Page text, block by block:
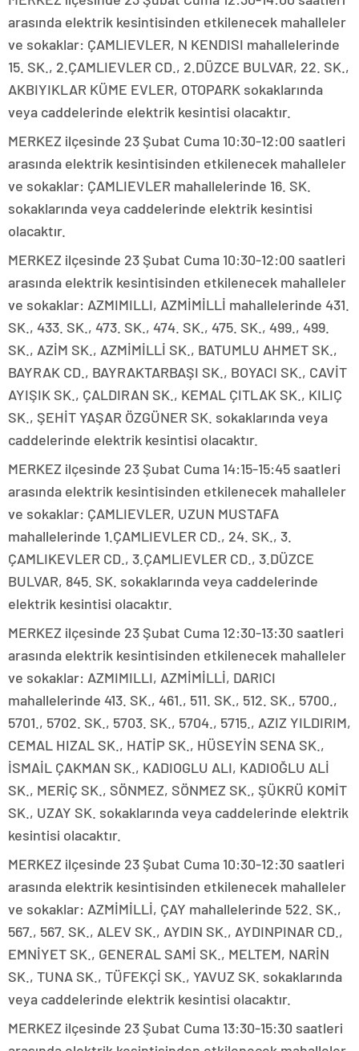
arasında elektrik kesintisinden etkilenecek mahalleler
ve sokaklar: ÇAMLIEVLER, N KENDISI mahallelerinde
15. SK., 2.ÇAMLIEVLER CD., 2.DÜZCE BULVAR, 22. SK.,
AKBIYIKLAR KÜME EVLER, OTOPARK sokaklarında
veya caddelerinde elektrik kesintisi olacaktır.
MERKEZ ilçesinde 23 Şubat Cuma 10:30-12:00 saatleri
arasında elektrik kesintisinden etkilenecek mahalleler
ve sokaklar: ÇAMLIEVLER mahallelerinde 16. SK.
sokaklarında veya caddelerinde elektrik kesintisi
olacaktır.
MERKEZ ilçesinde 23 Şubat Cuma 10:30-12:00 saatleri
arasında elektrik kesintisinden etkilenecek mahalleler
ve sokaklar: AZMIMILLI, AZMİMİLLİ mahallelerinde 431.
SK., 433. SK., 473. SK., 474. SK., 475. SK., 499., 499.
SK., AZİM SK., AZMİMİLLİ SK., BATUMLU AHMET SK.,
BAYRAK CD., BAYRAKTARBAŞI SK., BOYACI SK., CAVİT
AYIŞIK SK., ÇALDIRAN SK., KEMAL ÇITLAK SK., KILIÇ
SK., ŞEHİT YAŞAR ÖZGÜNER SK. sokaklarında veya
caddelerinde elektrik kesintisi olacaktır.
MERKEZ ilçesinde 23 Şubat Cuma 14:15-15:45 saatleri
arasında elektrik kesintisinden etkilenecek mahalleler
ve sokaklar: ÇAMLIEVLER, UZUN MUSTAFA
mahallelerinde 1.ÇAMLIEVLER CD., 24. SK., 3.
ÇAMLIKEVLER CD., 3.ÇAMLIEVLER CD., 3.DÜZCE
BULVAR, 845. SK. sokaklarında veya caddelerinde
elektrik kesintisi olacaktır.
MERKEZ ilçesinde 23 Şubat Cuma 12:30-13:30 saatleri
arasında elektrik kesintisinden etkilenecek mahalleler
ve sokaklar: AZMIMILLI, AZMİMİLLİ, DARICI
mahallelerinde 413. SK., 461., 511. SK., 512. SK., 5700.,
5701., 5702. SK., 5703. SK., 5704., 5715., AZIZ YILDIRIM,
CEMAL HIZAL SK., HATİP SK., HÜSEYİN SENA SK.,
İSMAİL ÇAKMAN SK., KADIOGLU ALI, KADIOĞLU ALİ
SK., MERİÇ SK., SÖNMEZ, SÖNMEZ SK., ŞÜKRÜ KOMİT
SK., UZAY SK. sokaklarında veya caddelerinde elektrik
kesintisi olacaktır.
MERKEZ ilçesinde 23 Şubat Cuma 10:30-12:30 saatleri
arasında elektrik kesintisinden etkilenecek mahalleler
ve sokaklar: AZMİMİLLİ, ÇAY mahallelerinde 522. SK.,
567., 567. SK., ALEV SK., AYDIN SK., AYDINPINAR CD.,
EMNİYET SK., GENERAL SAMİ SK., MELTEM, NARİN
SK., TUNA SK., TÜFEKÇİ SK., YAVUZ SK. sokaklarında
veya caddelerinde elektrik kesintisi olacaktır.
MERKEZ ilçesinde 23 Şubat Cuma 13:30-15:30 saatleri